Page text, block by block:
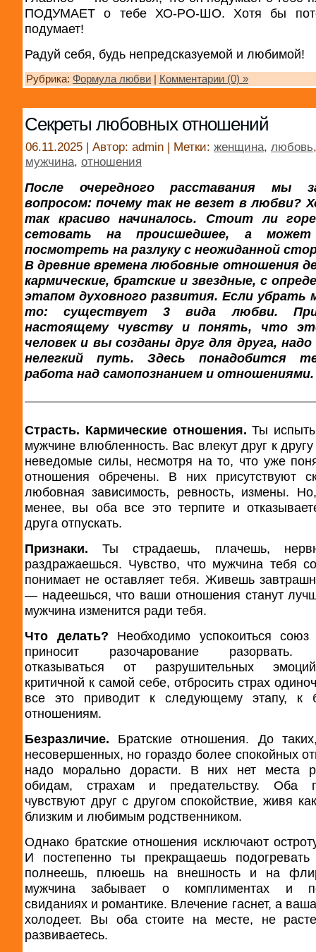
ПОДУМАЕТ о тебе ХО-РО-ШО. Хотя бы
подумает!
Радуй себя, будь непредсказуемой и любимой!
Рубрика: Формула любви Комментарии (0) »
Секреты любовных отношений
06.11.2025 | Автор: admin | Метки: женщина, любовь,
мужчина, отношения
После очередного расставания мы
вопросом: почему так не везет в любви?
так красиво начиналось. Стоит ли
сетовать на происшедшее, а
посмотреть на разлуку с неожиданной
В древние времена любовные отношения
кармические, братские и звездные, с
этапом духовного развития. Если убрать
то: существует 3 вида любви.
настоящему чувству и понять, что
человек и вы созданы друг для друга,
нелегкий путь. Здесь понадобится
работа над самопознанием и отношениями.
Страсть. Кармические отношения. Ты
мужчине влюбленность. Вас влекут друг к другу
неведомые силы, несмотря на то, что уже
отношения обречены. В них присутствуют
любовная зависимость, ревность, измены.
менее, вы оба все это терпите и
друга отпускать.
Признаки. Ты страдаешь, плачешь,
раздражаешься. Чувство, что мужчина тебя
понимает не оставляет тебя. Живешь
— надеешься, что ваши отношения станут
мужчина изменится ради тебя.
Что делать? Необходимо успокоиться союз
приносит разочарование разорвать.
отказываться от разрушительных
критичной к самой себе, отбросить страх
все это приводит к следующему этапу, к
отношениям.
Безразличие. Братские отношения. До
несовершенных, но гораздо более спокойных
надо морально дорасти. В них нет места
обидам, страхам и предательству. Оба
чувствуют друг с другом спокойствие, живя
близким и любимым родственником.
Однако братские отношения исключают
И постепенно ты прекращаешь подогревать
полнеешь, плюешь на внешность и на
мужчина забывает о комплиментах и
свиданиях и романтике. Влечение гаснет, а
холодеет. Вы оба стоите на месте, не
развиваетесь.